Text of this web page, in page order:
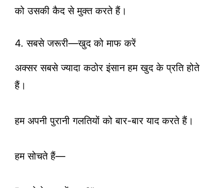
को उसकी कैद से मुक्त करते हैं।
4. सबसे जरूरी—खुद को माफ करें
अक्सर सबसे ज्यादा कठोर इंसान हम खुद के प्रति होते
हैं।
हम अपनी पुरानी गलतियों को बार-बार याद करते हैं।
हम सोचते हैं—